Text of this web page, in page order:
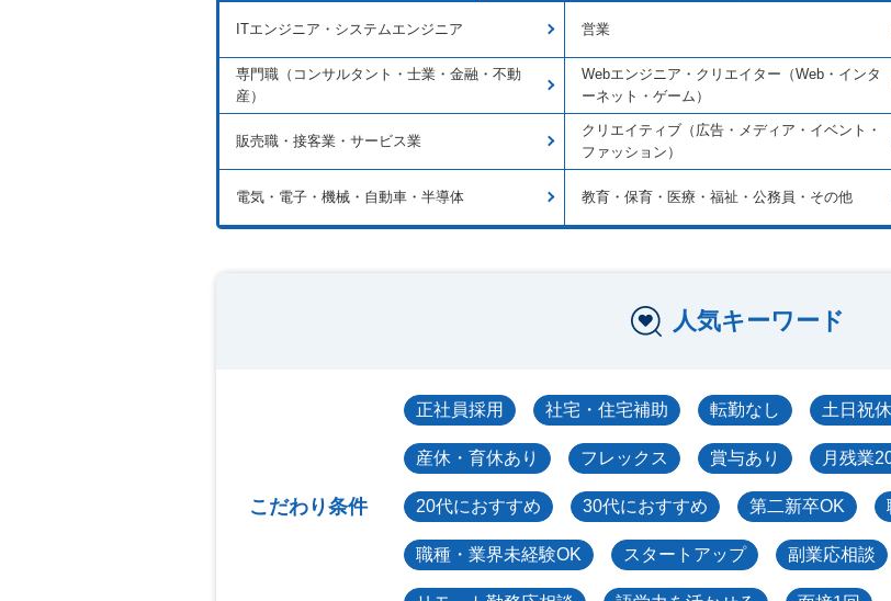
ITエンジニア・システムエンジニア 営業
専門職（コンサルタント・士業・金融・不動
産）
Webエンジニア・クリエイター（Web・インタ
ーネット・ゲーム）
販売職・接客業・サービス業
クリエイティブ（広告・メディア・イベント・
ファッション）
電気・電子・機械・自動車・半導体 教育・保育・医療・福祉・公務員・その他
人気キーワード
こだわり条件
正社員採用 社宅・住宅補助 転勤なし 土日祝
産休・育休あり フレックス 賞与あり 月残業
20代におすすめ 30代におすすめ 第二新卒OK
職種・業界未経験OK スタートアップ 副業応相談